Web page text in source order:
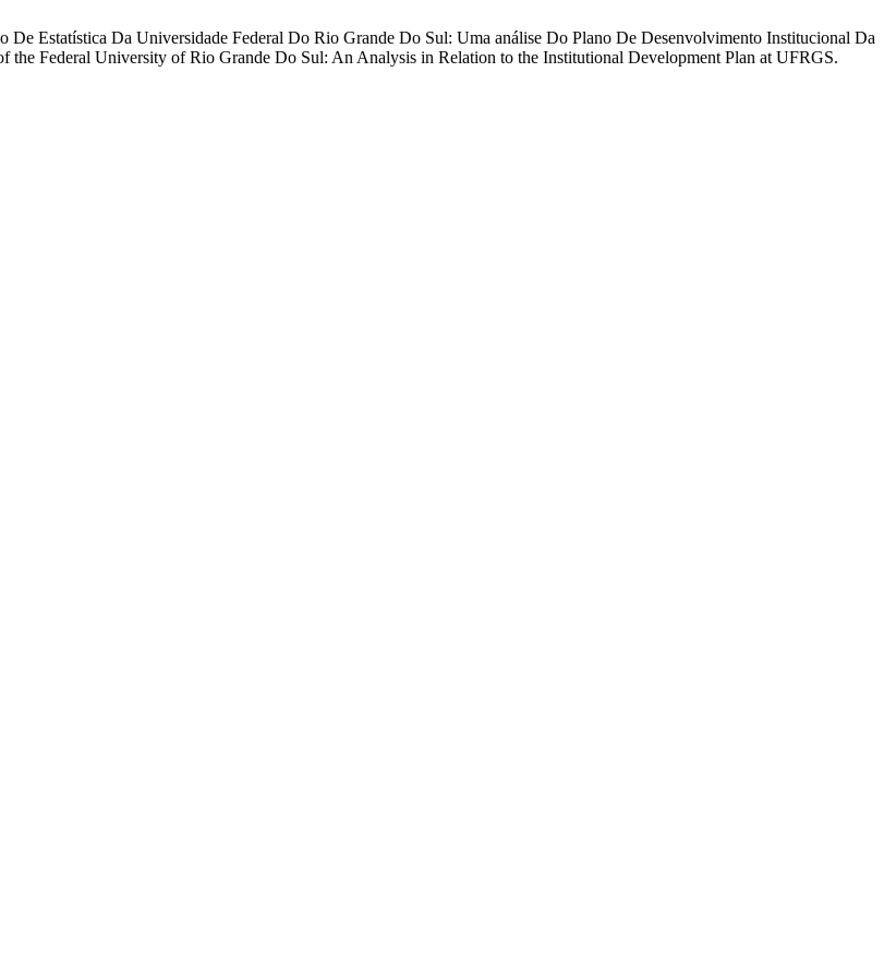
Estatística Da Universidade Federal Do Rio Grande Do Sul: Uma análise Do Plano De Desenvolvimento Institucional Da
the Federal University of Rio Grande Do Sul: An Analysis in Relation to the Institutional Development Plan at UFRGS.